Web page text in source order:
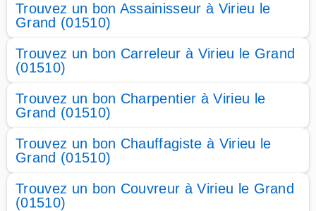
Trouvez un bon Assainisseur à Virieu le
Grand (01510)
Trouvez un bon Carreleur à Virieu le Grand
(01510)
Trouvez un bon Charpentier à Virieu le
Grand (01510)
Trouvez un bon Chauffagiste à Virieu le
Grand (01510)
Trouvez un bon Couvreur à Virieu le Grand
(01510)